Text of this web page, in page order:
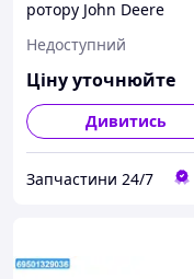
ротору John Deere
Недоступний
Ціну уточнюйте
Дивитись
Запчастини 24/7